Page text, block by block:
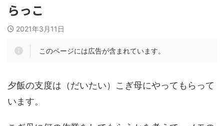
らっこ
2021年3月11日
このページには広告が含まれています。
夕飯の支度は（だいたい）こぎ母にやってもらって
います。